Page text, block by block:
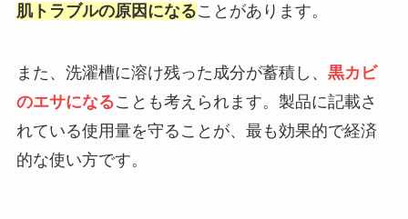
肌トラブルの原因になることがあります。
また、洗濯槽に溶け残った成分が蓄積し、 黒カビ
のエサになることも考えられます。製品に記載さ
れている使用量を守ることが、最も効果的で経済
的な使い方です。